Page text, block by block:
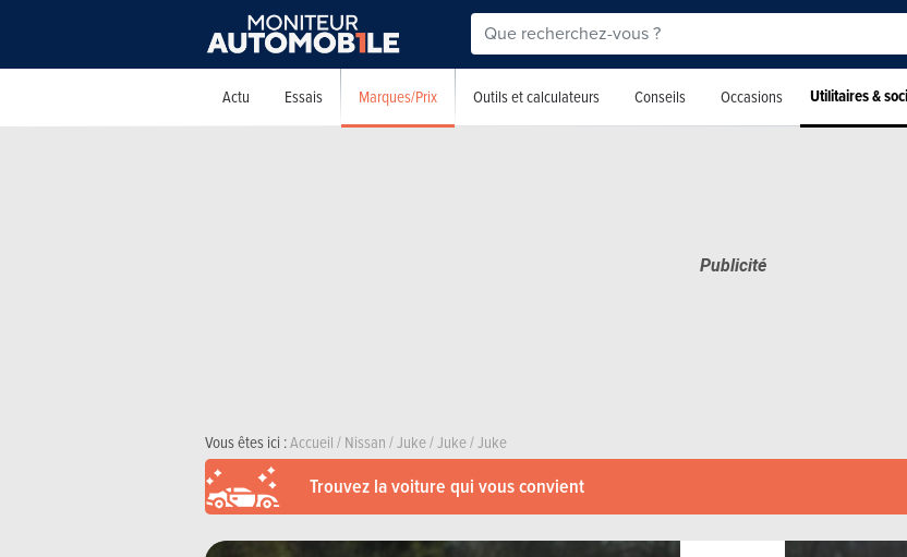
Actu Essais Marques/Prix Outils et calculateurs Conseils Occasions Utilitaires &
Vous êtes ici :Accueil/Nissan/Juke/Juke/Juke
Trouvez la voiture qui vous convient